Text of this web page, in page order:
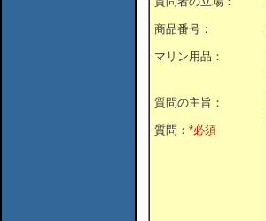
商品番号：
マリン用品：
質問の主旨：
質問： *必須